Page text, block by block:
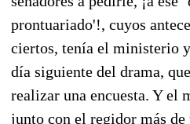
prontuariado'!, cuyos
ciertos, tenía el ministerio
día siguiente del drama,
realizar una encuesta. Y el
junto con el regidor más de